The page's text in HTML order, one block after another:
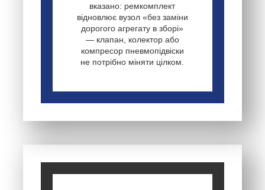
вказано: ремкомплект
відновлює вузол «без заміни
дорогого агрегату в зборі»
— клапан, колектор або
компресор пневмопідвіски
не потрібно міняти цілком.